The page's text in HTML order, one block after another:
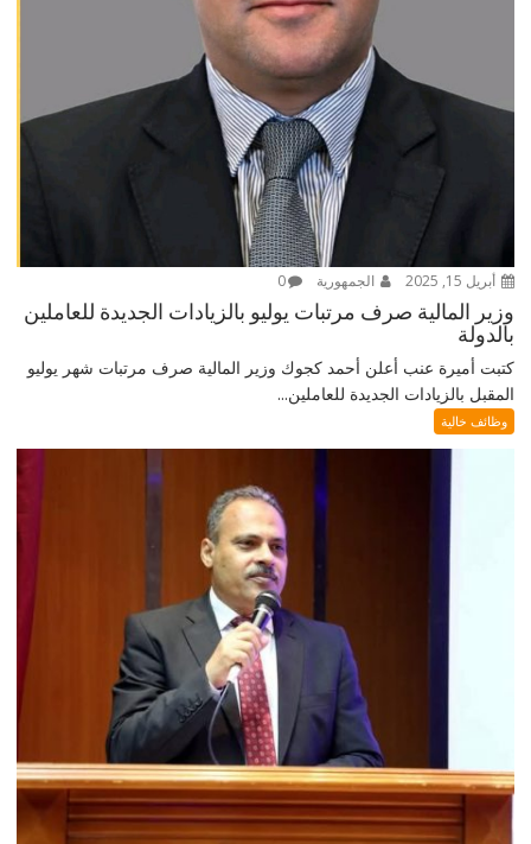
أبريل 15, 2025 الجمهورية 0
وزير المالية صرف مرتبات يوليو بالزيادات الجديدة للعاملين
بالدولة
كتبت أميرة عنب أعلن أحمد كجوك وزير المالية صرف مرتبات شهر يوليو
المقبل بالزيادات الجديدة للعاملين...
وظائف خالية